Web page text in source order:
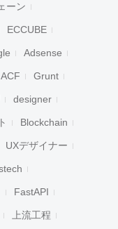
ーン
ECCUBE
Adsense
ACF Grunt
designer
Blockchain
UXデザイナー
FastAPI
上流工程